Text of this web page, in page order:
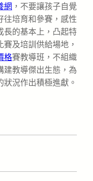
網 ，不要讓孩子自覺
往培育和參賽，感性
長的基本上，凸起特
及培訓供給場地，
格賽教導班，不組織
建教導傑出生態，為
況作出積極進獻。